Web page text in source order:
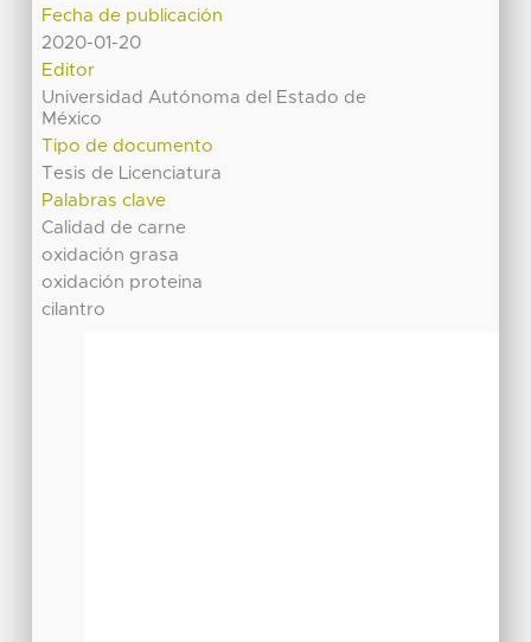
Fecha de publicación
2020-01-20
Editor
Universidad Autónoma del Estado de
México
Tipo de documento
Tesis de Licenciatura
Palabras clave
Calidad de carne
oxidación grasa
oxidación proteina
cilantro